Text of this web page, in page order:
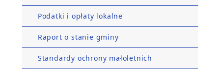
Podatki i opłaty lokalne
Raport o stanie gminy
Standardy ochrony małoletnich